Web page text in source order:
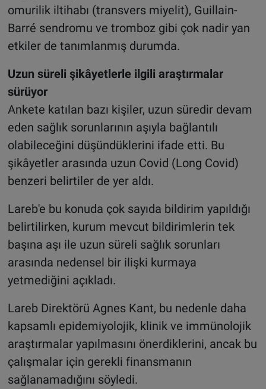
omurilik iltihabı (transvers miyelit), Guillain-
Barré sendromu ve tromboz gibi çok nadir yan
etkiler de tanımlanmış durumda.
Uzun süreli şikâyetlerle ilgili araştırmalar
sürüyor
Ankete katılan bazı kişiler, uzun süredir devam
eden sağlık sorunlarının aşıyla bağlantılı
olabileceğini düşündüklerini ifade etti. Bu
şikâyetler arasında uzun Covid (Long Covid)
benzeri belirtiler de yer aldı.
Lareb'e bu konuda çok sayıda bildirim yapıldığı
belirtilirken, kurum mevcut bildirimlerin tek
başına aşı ile uzun süreli sağlık sorunları
arasında nedensel bir ilişki kurmaya
yetmediğini açıkladı.
Lareb Direktörü Agnes Kant, bu nedenle daha
kapsamlı epidemiyolojik, klinik ve immünolojik
araştırmalar yapılmasını önerdiklerini, ancak bu
çalışmalar için gerekli finansmanın
sağlanamadığını söyledi.